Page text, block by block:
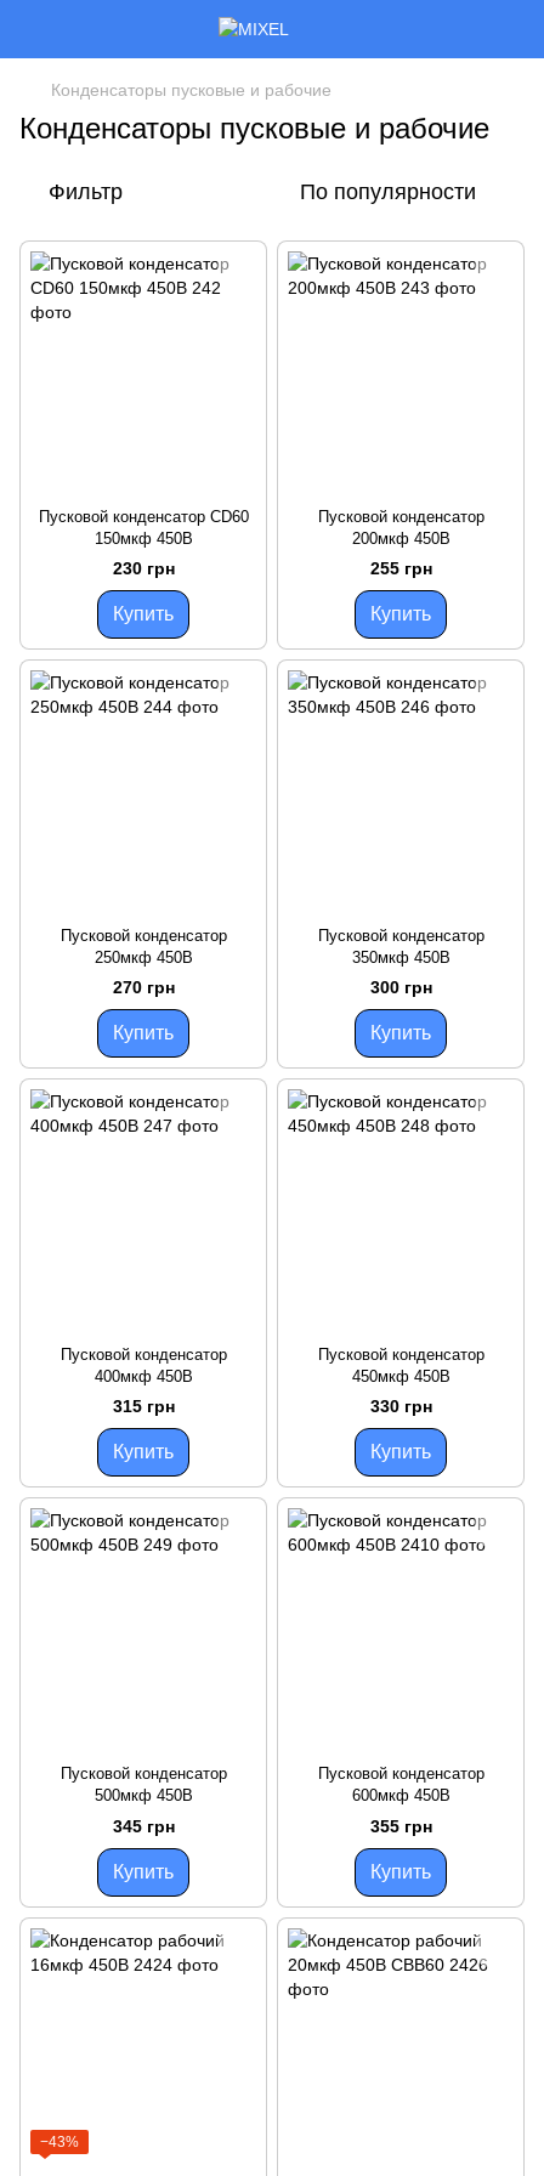
Конденсаторы пусковые и рабочие
Конденсаторы пусковые и рабочие
Фильтр По популярности
Пусковой конденсатор CD60
150мкф 450В
230 грн
Купить
Пусковой конденсатор
200мкф 450В
255 грн
Купить
Пусковой конденсатор
250мкф 450В
270 грн
Купить
Пусковой конденсатор
350мкф 450В
300 грн
Купить
Пусковой конденсатор
400мкф 450В
315 грн
Купить
Пусковой конденсатор
450мкф 450В
330 грн
Купить
Пусковой конденсатор
500мкф 450В
345 грн
Купить
Пусковой конденсатор
600мкф 450В
355 грн
Купить
−43%